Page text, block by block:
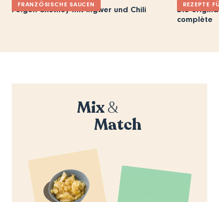
FRANZÖSISCHE SAUCEN
Feigen-Chutney mit Ingwer und Chili
REZEPTE
Die
complète
Mix&
Match